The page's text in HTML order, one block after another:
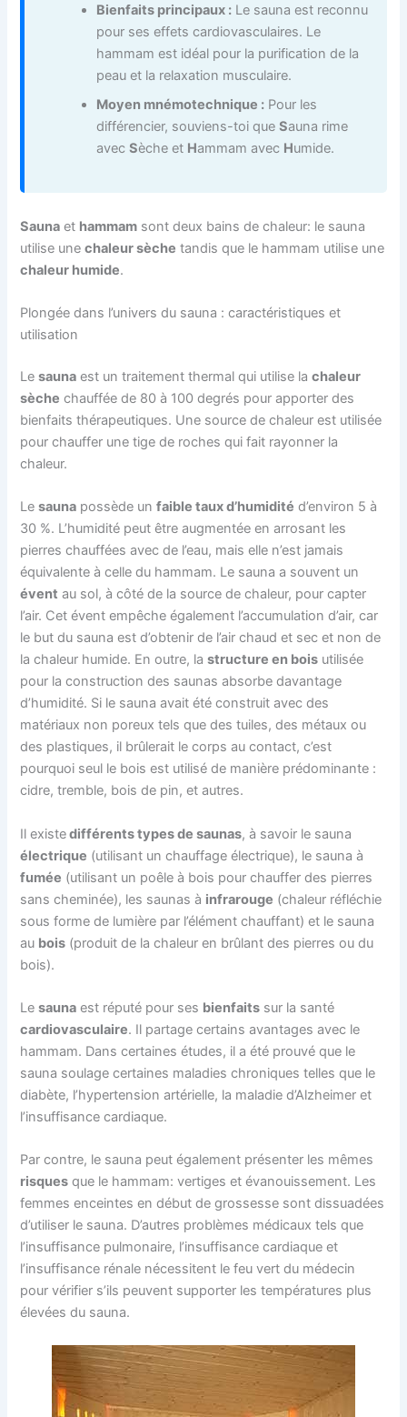
Bienfaits principaux : Le sauna est reconnu
pour ses effets cardiovasculaires. Le
hammam est idéal pour la purification de la
peau et la relaxation musculaire.
Moyen mnémotechnique : Pour les
différencier, souviens-toi queSauna rime
avecSèche et Hammam avec Humide.
Sauna et hammam sont deux bains de chaleur: le sauna
utilise unechaleur sèche tandis que le hammam utilise une
chaleur humide.
Plongée dans l’univers du sauna : caractéristiques et
utilisation
Lesauna est un traitement thermal qui utilise lachaleur
sèche chauffée de 80 à 100 degrés pour apporter des
bienfaits thérapeutiques. Une source de chaleur est utilisée
pour chauffer une tige de roches qui fait rayonner la
chaleur.
Lesauna possède unfaible taux d’humidité d’environ 5 à
30 %. L’humidité peut être augmentée en arrosant les
pierres chauffées avec de l’eau, mais elle n’est jamais
équivalente à celle du hammam. Le sauna a souvent un
évent au sol, à côté de la source de chaleur, pour capter
l’air. Cet évent empêche également l’accumulation d’air, car
le but du sauna est d’obtenir de l’air chaud et sec et non de
la chaleur humide. En outre, lastructure en bois utilisée
pour la construction des saunas absorbe davantage
d’humidité. Si le sauna avait été construit avec des
matériaux non poreux tels que des tuiles, des métaux ou
des plastiques, il brûlerait le corps au contact, c’est
pourquoi seul le bois est utilisé de manière prédominante :
cidre, tremble, bois de pin, et autres.
Il existedifférents types de saunas, à savoir le sauna
électrique (utilisant un chauffage électrique), le sauna à
fumée (utilisant un poêle à bois pour chauffer des pierres
sans cheminée), les saunas à infrarouge (chaleur réfléchie
sous forme de lumière par l’élément chauffant) et le sauna
au bois (produit de la chaleur en brûlant des pierres ou du
bois).
Lesauna est réputé pour ses bienfaits sur la santé
cardiovasculaire. Il partage certains avantages avec le
hammam. Dans certaines études, il a été prouvé que le
sauna soulage certaines maladies chroniques telles que le
diabète, l’hypertension artérielle, la maladie d’Alzheimer et
l’insuffisance cardiaque.
Par contre, le sauna peut également présenter les mêmes
risques que le hammam: vertiges et évanouissement. Les
femmes enceintes en début de grossesse sont dissuadées
d’utiliser le sauna. D’autres problèmes médicaux tels que
l’insuffisance pulmonaire, l’insuffisance cardiaque et
l’insuffisance rénale nécessitent le feu vert du médecin
pour vérifier s’ils peuvent supporter les températures plus
élevées du sauna.